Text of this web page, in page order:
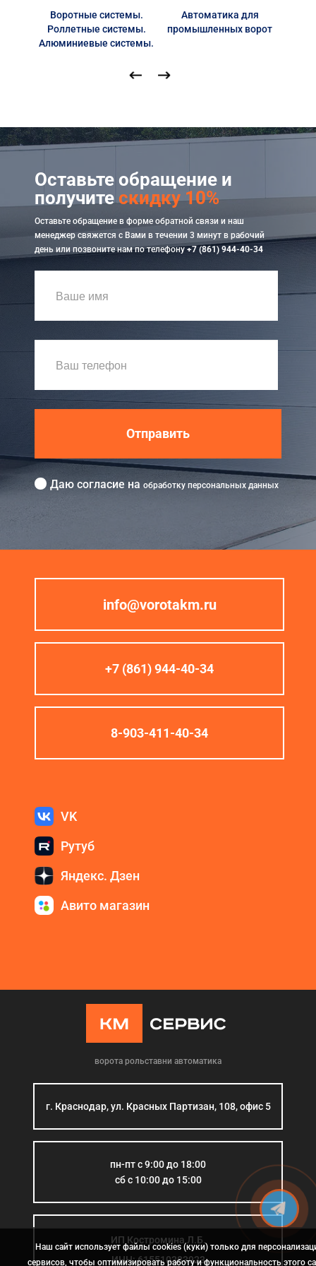
Акции
Кредит
Где купить
Отзывы
Контакты
Воротные системы.
Роллетные системы.
Алюминиевые системы.
Автоматика для
промышленных ворот
Оставьте обращение и
получитескидку 10%
Оставьте обращение в форме обратной связи и наш
менеджер свяжется с Вами в течении 3 минут в рабочий
день или позвоните нам по телефону+7 (861) 944-40-34
Отправить
Даю согласие на обработку персональных данных
info@vorotakm.ru
+7 (861) 944-40-34
8-903-411-40-34
VK
Рутуб
Яндекс. Дзен
Авито магазин
ворота рольставни автоматика
г. Краснодар, ул. Красных Партизан, 108, офис 5
пн-пт с 9:00 до 18:00
сб с 10:00 до 15:00
ИП Костромина Л.Б.
ИНН: 615510383923
Наш сайт использует файлы cookies (куки) только для
сервисов, чтобы оптимизировать работу и функциональность этого